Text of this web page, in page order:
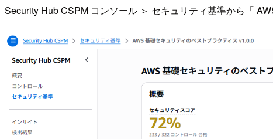
Security Hub CSPM コンソール ＞ セキュリティ基準から「